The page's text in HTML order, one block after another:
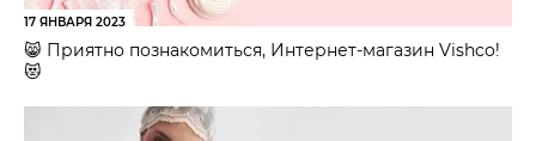
17 ЯНВАРЯ 2023
😸 Приятно познакомиться, Интернет-магазин Vishco!
😻